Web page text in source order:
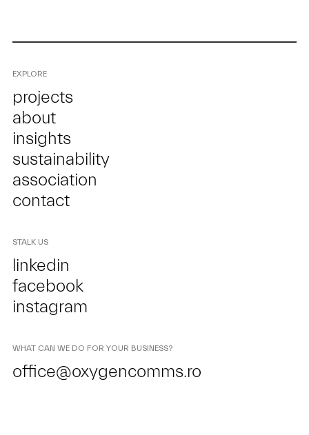
EXPLORE
projects
about
insights
sustainability
association
contact
STALK US
linkedin
facebook
instagram
WHAT CAN WE DO FOR YOUR BUSINESS?
office@oxygencomms.ro